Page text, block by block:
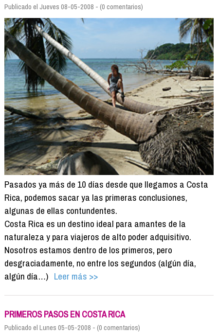
Publicado el Jueves 08-05-2008 - (0 comentarios)
Pasados ya más de 10 días desde que llegamos a Costa
Rica, podemos sacar ya las primeras conclusiones,
algunas de ellas contundentes.
Costa Rica es un destino ideal para amantes de la
naturaleza y para viajeros de alto poder adquisitivo.
Nosotros estamos dentro de los primeros, pero
desgraciadamente, no entre los segundos (algún día,
algún día…) Leer más >>
PRIMEROS PASOS EN COSTA RICA
Publicado el Lunes 05-05-2008 - (0 comentarios)